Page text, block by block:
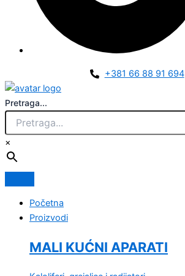
+381 66 88 91 694
Pretraga...
×
Početna
Proizvodi
MALI KUĆNI APARATI